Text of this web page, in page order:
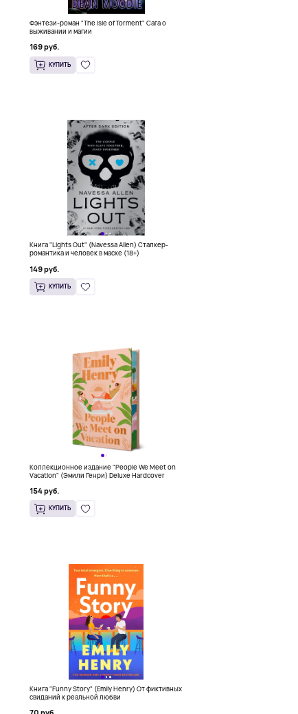
Фэнтези-роман "The Isle of Torment" Сага о
выживании и магии
169 руб.
КУПИТЬ
Книга "Lights Out" (Navessa Allen) Сталкер-
романтика и человек в маске (18+)
149 руб.
КУПИТЬ
Коллекционное издание "People We Meet on
Vacation" (Эмили Генри) Deluxe Hardcover
154 руб.
КУПИТЬ
Книга "Funny Story" (Emily Henry) От фиктивных
свиданий к реальной любви